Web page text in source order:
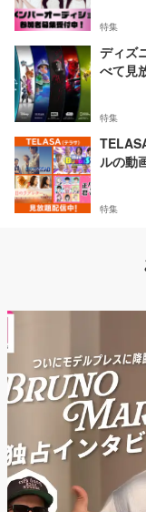
特集
ディズ
べて見
特集
ルの動
特集